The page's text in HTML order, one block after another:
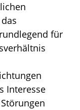
für
Interesse